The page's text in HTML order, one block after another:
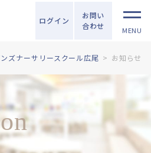
ログイン
お問い
合わせ
MENU
ズナーサリースクール広尾 お知らせ